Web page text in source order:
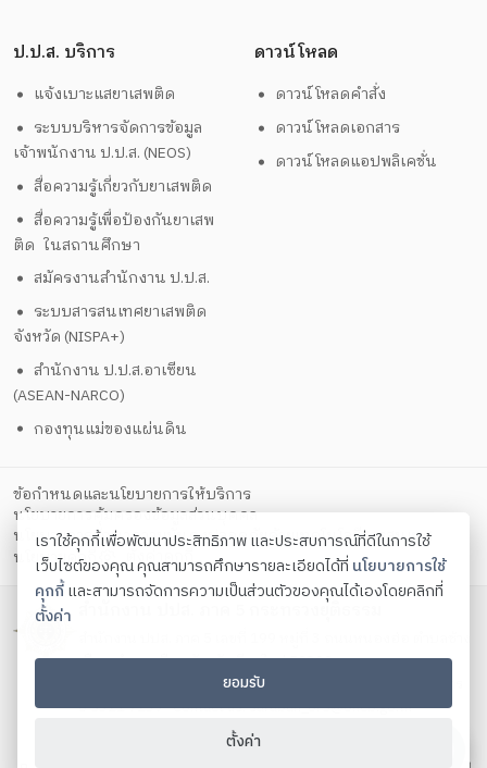
ป.ป.ส. บริการ
แจ้งเบาะแสยาเสพติด
ระบบบริหารจัดการข้อมูล
เจ้าพนักงาน ป.ป.ส. (NEOS)
สื่อความรู้เกี่ยวกับยาเสพติด
สื่อความรู้เพื่อป้องกันยาเสพ
ติด ในสถานศึกษา
สมัครงานสำนักงาน ป.ป.ส.
ระบบสารสนเทศยาเสพติด
จังหวัด (NISPA+)
สำนักงาน ป.ป.ส.อาเซียน
(ASEAN-NARCO)
กองทุนแม่ของแผ่นดิน
ดาวน์โหลด
ดาวน์โหลดคำสั่ง
ดาวน์โหลดเอกสาร
ดาวน์โหลดแอปพลิเคชั่น
ข้อกำหนดและนโยบายการให้บริการ
นโยบายการคุ้มครองข้อมูลส่วนบุคคล
นโยบายการรักษาความมั่นคงปลอดภัยด้วยเทคโนโลยีสารสนเทศ
นโยบายคุกกี้
ตั้งค่าคุกกี้
สำนักงาน ปปส. ภาค 5 กระทรวงยุติธรรม
เผือก อำเภอเมือง จังหวัดเชียงใหม่ 50300
โทรศัพท์ 0 5321 7239 , 0 5321 7259 , 0 5321 7279 โทรสาร
0 5321 7239 Contact us:saraban_or5@oncb.go.th
เราใช้คุกกี้เพื่อพัฒนาประสิทธิภาพ และประสบการณ์ที่ดีในการใช้
เว็บไซต์ของคุณ คุณสามารถศึกษารายละเอียดได้ที่ นโยบายการใช้
คุกกี้และสามารถจัดการความเป็นส่วนตัวของคุณได้เองโดยคลิกที่
ตั้งค่า
ยอมรับ
ตั้งค่า